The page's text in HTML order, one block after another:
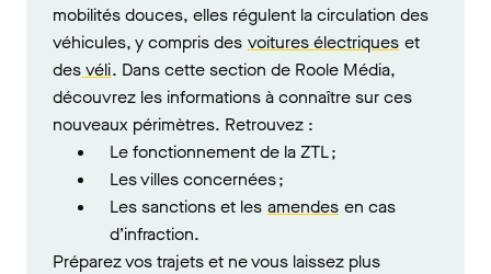
mobilités douces, elles régulent la circulation des
véhicules, y compris des voitures électriques et
desvéli. Dans cette section de Roole Média,
découvrez les informations à connaître sur ces
nouveaux périmètres. Retrouvez :
Le fonctionnement de la ZTL ;
Les villes concernées ;
Les sanctions et les amendes en cas
d’infraction.
Préparez vos trajets et ne vous laissez plus